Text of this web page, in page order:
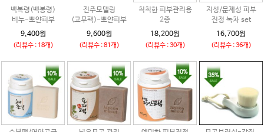
백복령(백봉령)
비누-뽀얀피부
9,400원
(리뷰수 : 18개)
진주모델링
(고무팩)-뽀얀피부
9,600원
(리뷰수 : 81개)
칙칙한 피부관리용
2종
18,200원
(리뷰수 : 30개)
지성/문제성 피부
진정 녹차 set
16,700원
(리뷰수 : 36개)